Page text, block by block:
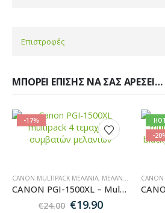
Επιστροφές
ΜΠΟΡΕΊ ΕΠΊΣΗΣ ΝΑ ΣΑΣ ΑΡΈΣΕΙ…
-17%
CANON MULTIPACK ΜΕΛΆΝΙΑ, ΜΕΛΆΝΙΑ ΕΚΤΥΠΩΤΏΝ
CANON PGI-1500XL – Multipack 4 Συμβατών Μελανιών για Εκτυπωτές Canon Maxify
€24.00 Original
€19.90Η
-